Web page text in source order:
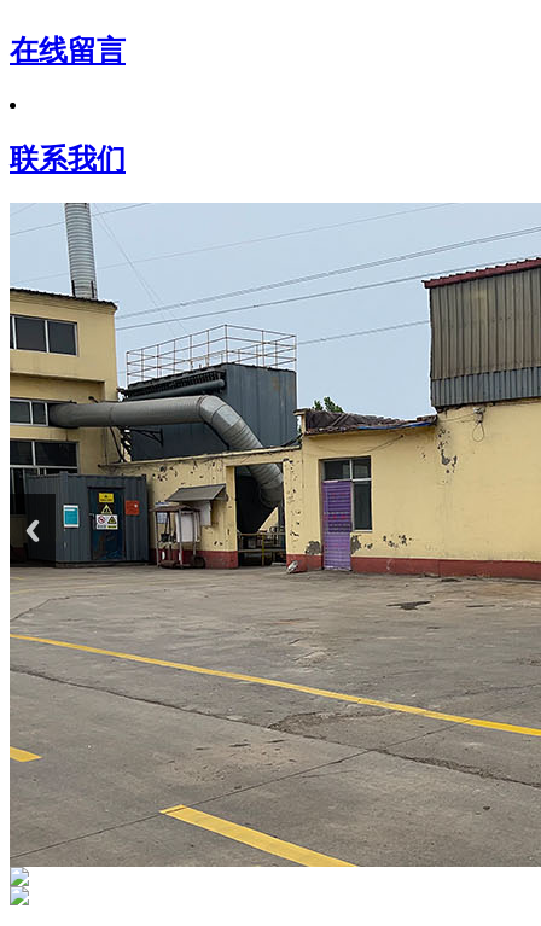
在线留言
联系我们